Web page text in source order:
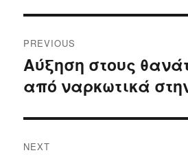
navigation
PREVIOUS
Previous
post:
Αύξηση στους
από ναρκωτικά
NEXT